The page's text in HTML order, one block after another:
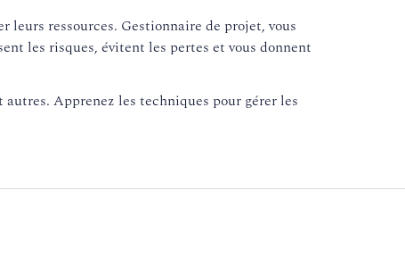
ressources. Gestionnaire de projet, vous
les risques, évitent les pertes et vous donnent
autres. Apprenez les techniques pour gérer les